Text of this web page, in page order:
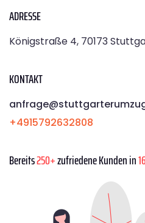
ADRESSE
Königstraße 4, 70173
KONTAKT
+4915792632808
Bereits250+zufriedene Kunden in